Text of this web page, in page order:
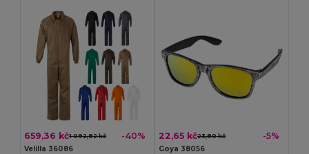
659,36 kč1 092,92 kč -40%
Velilla 36086
22,65 kč23,80 kč -5%
Goya 38056